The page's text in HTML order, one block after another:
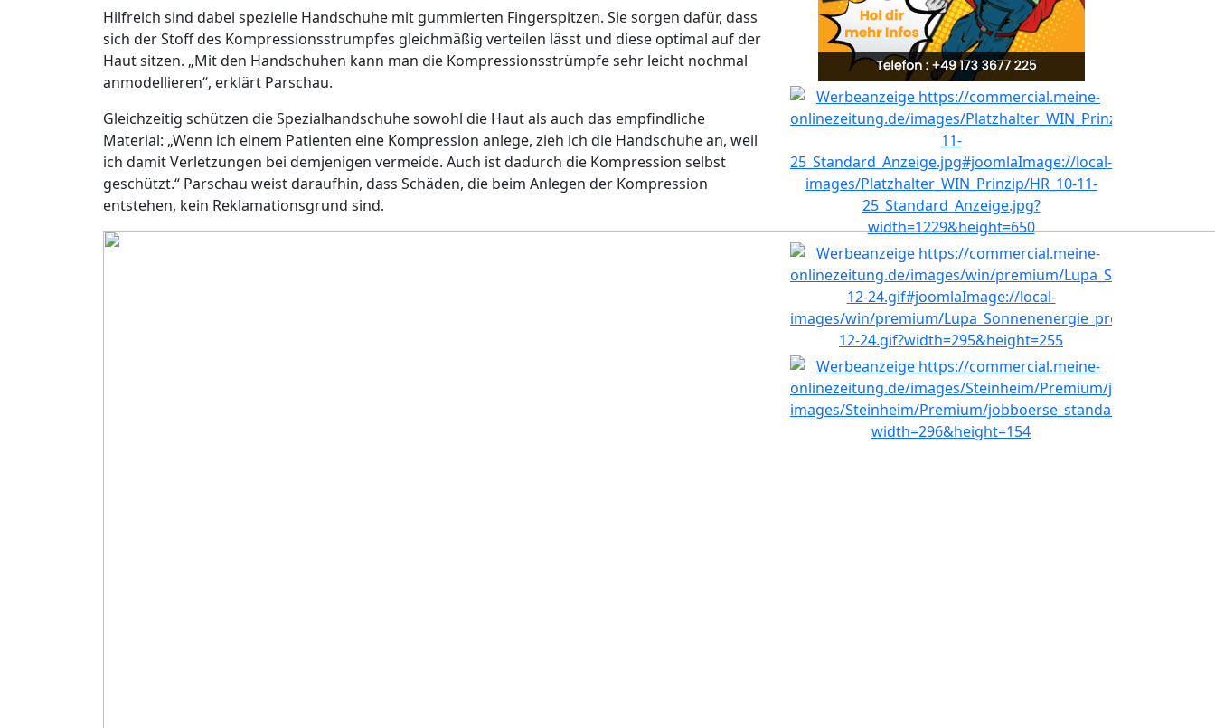
Hilfreich sind dabei spezielle Handschuhe mit gummierten Fingerspitzen. Sie sorgen dafür, dass
sich der Stoff des Kompressionsstrumpfes gleichmäßig verteilen lässt und diese optimal auf der
Haut sitzen. „Mit den Handschuhen kann man die Kompressionsstrümpfe sehr leicht nochmal
anmodellieren“, erklärt Parschau.
Gleichzeitig schützen die Spezialhandschuhe sowohl die Haut als auch das empfindliche
Material: „Wenn ich einem Patienten eine Kompression anlege, zieh ich die Handschuhe an, weil
ich damit Verletzungen bei demjenigen vermeide. Auch ist dadurch die Kompression selbst
geschützt.“ Parschau weist daraufhin, dass Schäden, die beim Anlegen der Kompression
entstehen, kein Reklamationsgrund sind.